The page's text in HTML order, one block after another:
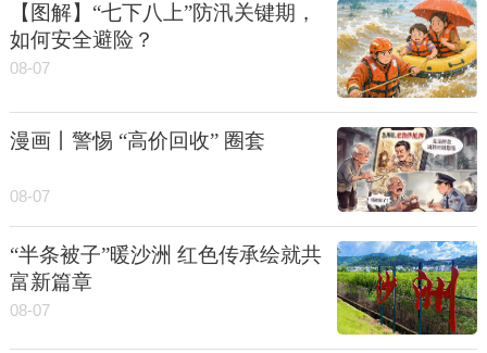
【图解】“七下八上”防汛关键期，
如何安全避险？
08-07
漫画丨警惕 “高价回收” 圈套
08-07
“半条被子”暖沙洲 红色传承绘就共
富新篇章
08-07